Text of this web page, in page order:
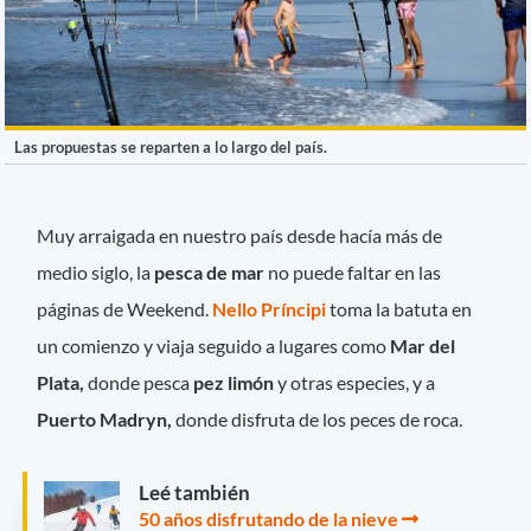
Las propuestas se reparten a lo largo del país.
Muy arraigada en nuestro país desde hacía más de
medio siglo, la pesca de mar no puede faltar en las
páginas de Weekend. Nello Príncipitoma la batuta en
un comienzo y viaja seguido a lugares como Mar del
Plata, donde pesca pez limóny otras especies, y a
Puerto Madryn, donde disfruta de los peces de roca.
Leé también
50 años disfrutando de la nieve